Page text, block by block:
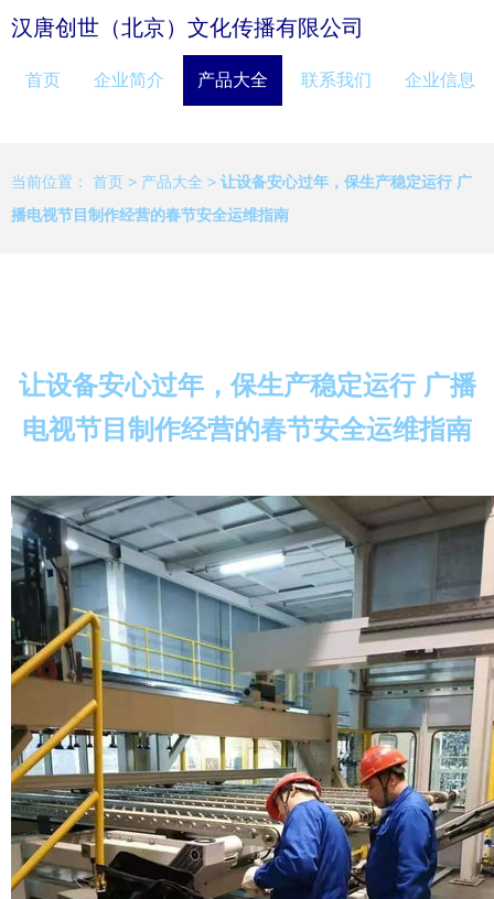
汉唐创世（北京）文化传播有限公司
首页 企业简介 产品大全 联系我们 企业信息
当前位置： 首页 > 产品大全 > 让设备安心过年，保生产稳定运行 广
播电视节目制作经营的春节安全运维指南
让设备安心过年，保生产稳定运行 广播
电视节目制作经营的春节安全运维指南